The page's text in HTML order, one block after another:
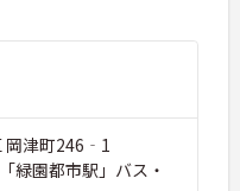
岡津町246‐1
緑園都市駅」バス・